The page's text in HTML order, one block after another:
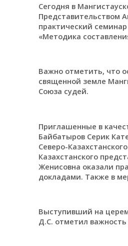
Сегодня в
Представительством
практический
«Методика
Важно отметить, что
священной земле
Союза судей.
Приглашенные в
Байбатыров Серик
Северо-
Казахстанского
Женисовна оказали
докладами. Также в
Выступивший на
Д.С. отметил